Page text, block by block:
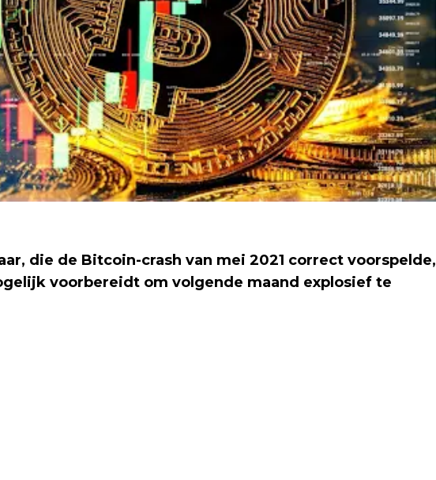
die de Bitcoin-crash van mei 2021 correct voorspelde,
voorbereidt om volgende maand explosief te